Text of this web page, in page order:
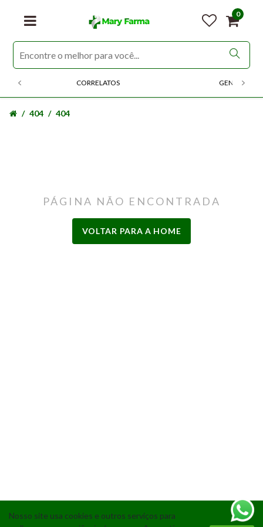
Nosso site usa cookies e outros serviços para
0
CORRELATOS GENERICOS
404 404
PÁGINA NÃO ENCONTRADA
VOLTAR PARA A HOME